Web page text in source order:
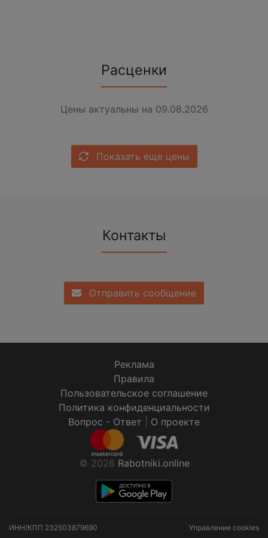
Расценки
Цены актуальны на 09.08.2026
Показать еще цены
Контакты
Отправить сообщение
Реклама
Правила
Пользовательское соглашение
Политика конфиденциальности
Вопрос - Ответ
О проекте
© 2026 Rabotniki.online
ИНН/КПП 232503879690 Управление cookies